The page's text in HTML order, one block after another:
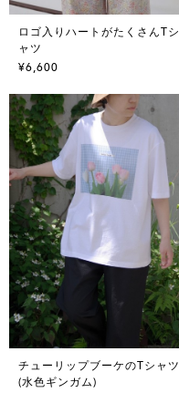
ロゴ入りハートがたくさんTシ
ャツ
¥6,600
チューリップブーケのTシャツ
(水色ギンガム)